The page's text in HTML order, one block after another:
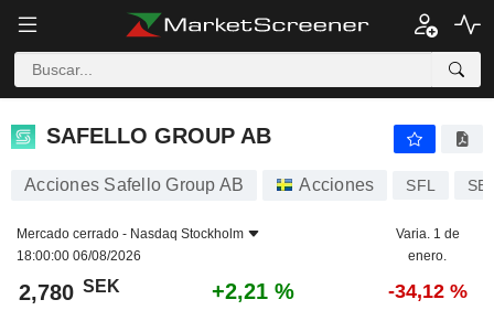
SAFELLO GROUP AB
SAFELLO GROUP AB
Acciones Safello Group AB Acciones SFL
Mercado cerrado - Nasdaq Stockholm
18:00:00 06/08/2026
Varia. 1 de
enero.
2,780 SEK +2,21 % -34,12 %